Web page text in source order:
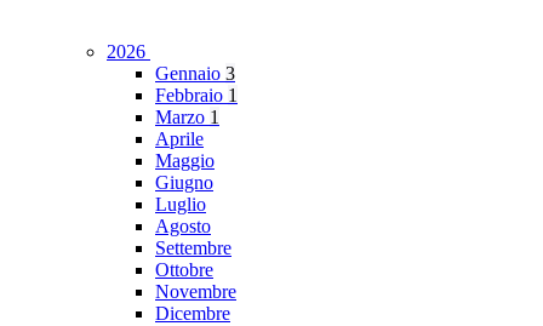
2026
Gennaio 3
Febbraio 1
Marzo 1
Aprile
Maggio
Giugno
Luglio
Agosto
Settembre
Ottobre
Novembre
Dicembre